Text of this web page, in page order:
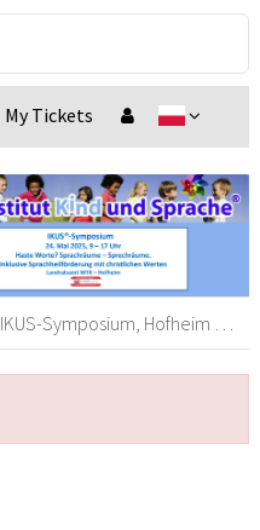
My Tickets
IKUS-Symposium, Hofheim am Taunus